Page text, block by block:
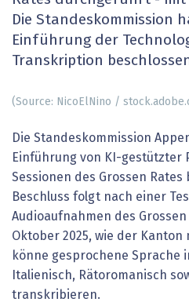
Die Standeskommission
Einführung der
Transkription
(Source: NicoElNino /
Die Standeskommission
Einführung von KI-gestützter
Sessionen des Grossen Rates
Beschluss folgt nach einer
Audioaufnahmen des Grossen
Oktober 2025, wie der
könne gesprochene Sprache
Italienisch, Rätoromanisch
transkribieren.